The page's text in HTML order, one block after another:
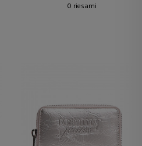
0 riesami